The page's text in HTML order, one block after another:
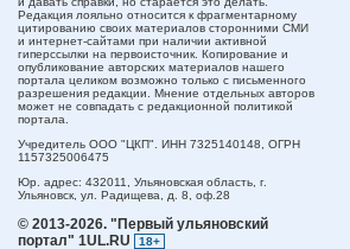
Редакция лояльно относится к фрагментарному
цитированию своих материалов сторонними СМИ
и интернет-сайтами при наличии активной
гиперссылки на первоисточник. Копирование и
опубликование авторских материалов нашего
портала целиком возможно только с письменного
разрешения редакции. Мнение отдельных авторов
может не совпадать с редакционной политикой
портала.
Учредитель ООО "ЦКП". ИНН 7325140148, ОГРН
1157325006475
Юр. адрес: 432011, Ульяновская область, г.
Ульяновск, ул. Радищева, д. 8, оф.28
© 2013-2026. "Первый ульяновский
портал" 1UL.RU
18+